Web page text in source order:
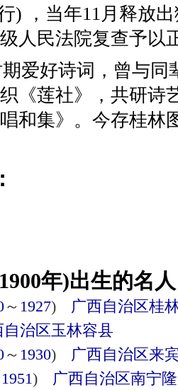
) ，当年11月释放
人民法院复查予以
爱好诗词，曾与同
《莲社》，共研诗
和集》。今存桂林
年)出生的名
～ 1927) 广西自治区桂
自治区玉林容县
～ 1930) 广西自治区来
1951) 广西自治区南宁